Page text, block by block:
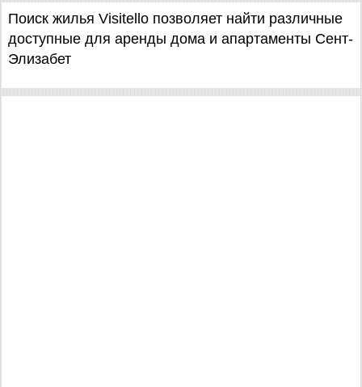
Поиск жилья Visitello позволяет найти различные
доступные для аренды дома и апартаменты Сент-
Элизабет